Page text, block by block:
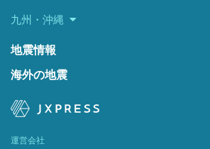
九州・沖縄
地震情報
海外の地震
運営会社